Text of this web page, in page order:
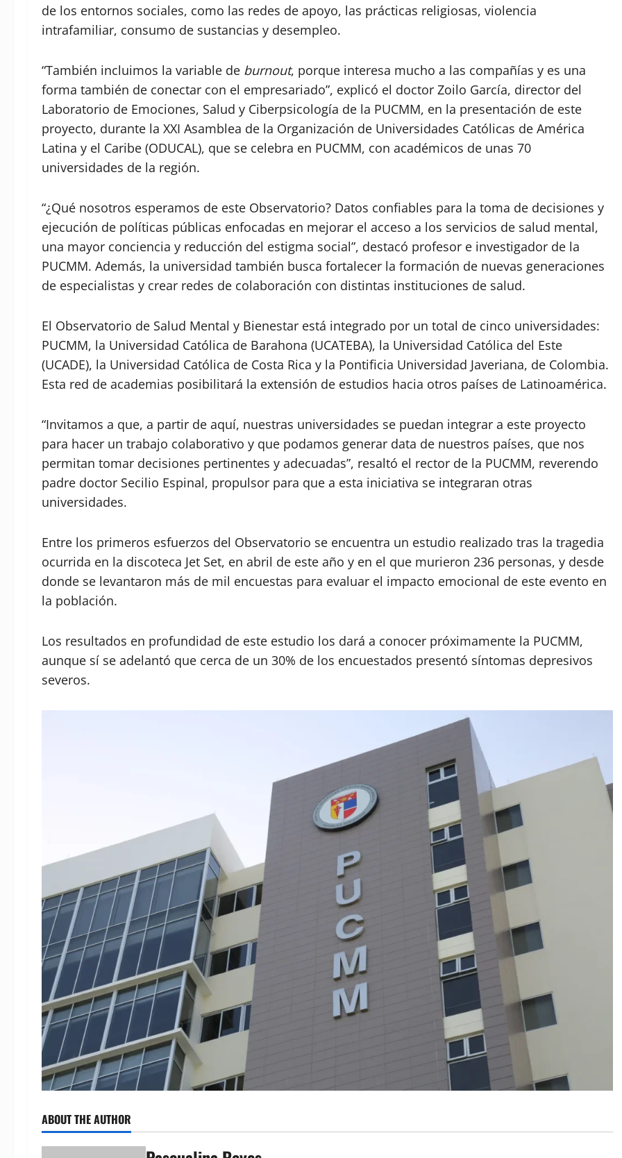
de los entornos sociales, como las redes de apoyo, las prácticas religiosas, violencia
intrafamiliar, consumo de sustancias y desempleo.
“También incluimos la variable de burnout, porque interesa mucho a las compañías y es una
forma también de conectar con el empresariado”, explicó el doctor Zoilo García, director del
Laboratorio de Emociones, Salud y Ciberpsicología de la PUCMM, en la presentación de este
proyecto, durante la XXI Asamblea de la Organización de Universidades Católicas de América
Latina y el Caribe (ODUCAL), que se celebra en PUCMM, con académicos de unas 70
universidades de la región.
“¿Qué nosotros esperamos de este Observatorio? Datos confiables para la toma de decisiones y
ejecución de políticas públicas enfocadas en mejorar el acceso a los servicios de salud mental,
una mayor conciencia y reducción del estigma social”, destacó profesor e investigador de la
PUCMM. Además, la universidad también busca fortalecer la formación de nuevas generaciones
de especialistas y crear redes de colaboración con distintas instituciones de salud.
El Observatorio de Salud Mental y Bienestar está integrado por un total de cinco universidades:
PUCMM, la Universidad Católica de Barahona (UCATEBA), la Universidad Católica del Este
(UCADE), la Universidad Católica de Costa Rica y la Pontificia Universidad Javeriana, de Colombia.
Esta red de academias posibilitará la extensión de estudios hacia otros países de Latinoamérica.
“Invitamos a que, a partir de aquí, nuestras universidades se puedan integrar a este proyecto
para hacer un trabajo colaborativo y que podamos generar data de nuestros países, que nos
permitan tomar decisiones pertinentes y adecuadas”, resaltó el rector de la PUCMM, reverendo
padre doctor Secilio Espinal, propulsor para que a esta iniciativa se integraran otras
universidades.
Entre los primeros esfuerzos del Observatorio se encuentra un estudio realizado tras la tragedia
ocurrida en la discoteca Jet Set, en abril de este año y en el que murieron 236 personas, y desde
donde se levantaron más de mil encuestas para evaluar el impacto emocional de este evento en
la población.
Los resultados en profundidad de este estudio los dará a conocer próximamente la PUCMM,
aunque sí se adelantó que cerca de un 30% de los encuestados presentó síntomas depresivos
severos.
ABOUT THE AUTHOR